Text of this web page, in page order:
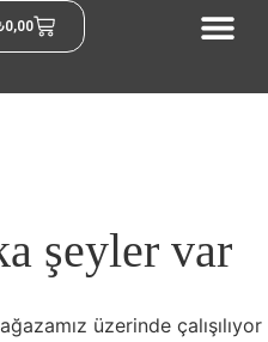
0,00
şeyler var
üzerinde çalışılıyor